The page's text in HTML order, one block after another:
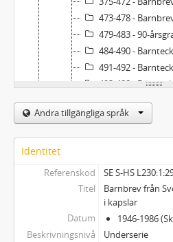
473-478 - Barnbrev från
479-483 - 90-
484-490 -
491-492 -
493-498 -
499 - Barnteckningar
500-501 - Barnteckningar
3 - Brev mellan andra
4 - Manuskript
5 - Stenogram
6 - Korrektur (delvis
7 - Översättningar av
Andra tillgängliga språk
Identitet
Referenskod
SE S-HS
Titel
Barnbrev från
i kapslar
Datum
1946-1986
Beskrivningsnivå
Underserie